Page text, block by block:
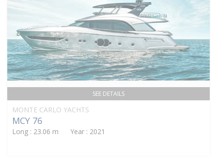
SEE DETAILS
MONTE CARLO YACHTS
MCY 76
Long : 23.06 m Year : 2021